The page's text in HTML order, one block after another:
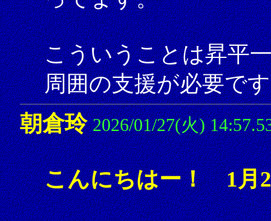
こういうことは昇平
周囲の支援が必要で
朝倉玲 2026/01/27(火)
こんにちはー！ 1月